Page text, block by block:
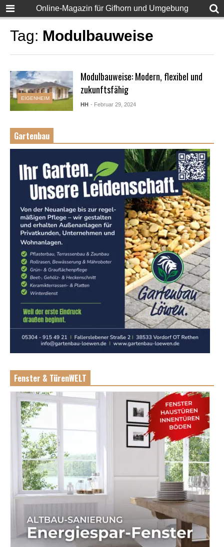
Online-Magazin für Gifhorn und Umgebung
Tag: Modulbauweise
EIGENHEIM
Modulbauweise: Modern, flexibel und
zukunftsfähig
HH - Februar 29, 2024
Gartenbau
Fenster & TürenWELT